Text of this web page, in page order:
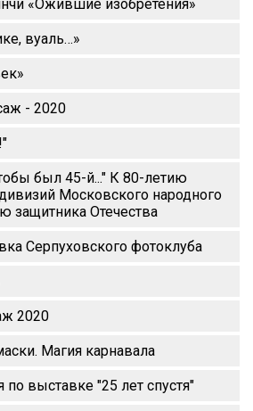
«Ожившие изобретения»
вуаль…»
- 2020
был 45-й..." К 80-летию
Московского народного
защитника Отечества
Серпуховского фотоклуба
2020
Магия карнавала
по выставке "25 лет спустя"